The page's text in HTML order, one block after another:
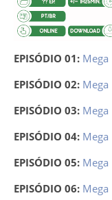
EPISÓDIO 01: Mega
EPISÓDIO 02: Mega
EPISÓDIO 03: Mega
EPISÓDIO 04: Mega
EPISÓDIO 05: Mega
EPISÓDIO 06: Mega